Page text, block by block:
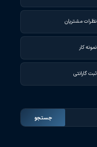
نظرات مشتریان
نمونه کار
ثبت گارانتی
جستجو